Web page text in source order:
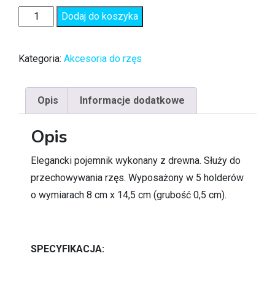
Dodaj do koszyka
Kategoria: Akcesoria do rzęs
Opis Informacje dodatkowe
Opis
Elegancki pojemnik wykonany z drewna. Służy do
przechowywania rzęs. Wyposażony w 5 holderów
o wymiarach 8 cm x 14,5 cm (grubość 0,5 cm).
SPECYFIKACJA: